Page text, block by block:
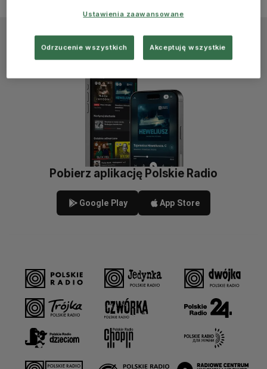
Pobierz aplikację Polskie Radio
Google Play App Store
Ustawienia zaawansowane
Odrzucenie wszystkich Akceptuję wszystkie